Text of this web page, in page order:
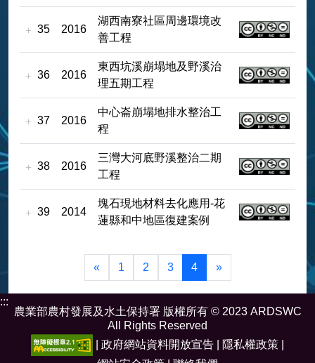
35 2016
湖西南寮社區周邊環境改
善工程
36 2016
東西坑溪崩塌地及野溪治
理五期工程
37 2016
中心崙崩塌地排水整治工
程
38 2016
三灣大河底野溪整治二期
工程
39 2014
塊石現地材料去化應用-花
蓮縣和中地區復建案例
« 1 2 3 4 »
:::
農業部農村發展及水土保持署 版權所有 © 2023 ARDSWC
All Rights Reserved
政府網站資料開放宣告 隱私權政策